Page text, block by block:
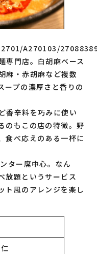
A270103/
専門店。白胡麻ベース
麻・赤胡麻など複数
ープの濃厚さと香りの
香辛料を巧みに使い
のもこの店の特徴。野
食べ応えのある一杯に
ター席中心。なん
放題というサービス
ト風のアレンジを楽し